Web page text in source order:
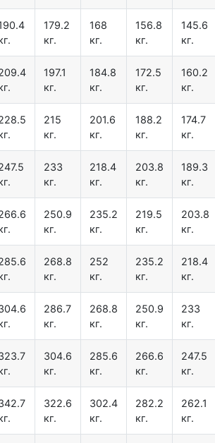
179.2
кг.
168
кг.
156.8
кг.
145.6
кг.
197.1
кг.
184.8
кг.
172.5
кг.
160.2
кг.
215
кг.
201.6
кг.
188.2
кг.
174.7
кг.
233
кг.
218.4
кг.
203.8
кг.
189.3
кг.
250.9
кг.
235.2
кг.
219.5
кг.
203.8
кг.
268.8
кг.
252
кг.
235.2
кг.
218.4
кг.
286.7
кг.
268.8
кг.
250.9
кг.
233
кг.
304.6
кг.
285.6
кг.
266.6
кг.
247.5
кг.
322.6
кг.
302.4
кг.
282.2
кг.
262.1
кг.